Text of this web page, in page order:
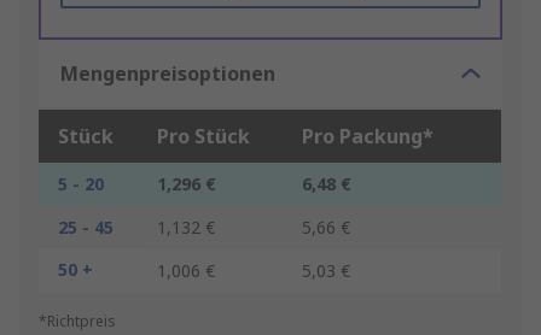
Mengenpreisoptionen
Stück Pro Stück Pro Packung*
5 - 20 1,296 €
6,48 €
25 - 45
1,132 €
5,66 €
50 +
1,006 € 5,03 €
*Richtpreis